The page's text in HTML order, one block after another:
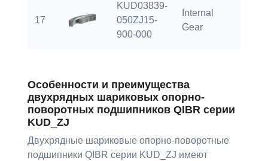
17
KUD03839-
050ZJ15-
900-000
Internal
Gear
Особенности и преимущества
двухрядных шариковых опорно-
поворотных подшипников QIBR серии
KUD_ZJ
Двухрядные шариковые опорно-поворотные
подшипники QIBR серии KUD_ZJ имеют